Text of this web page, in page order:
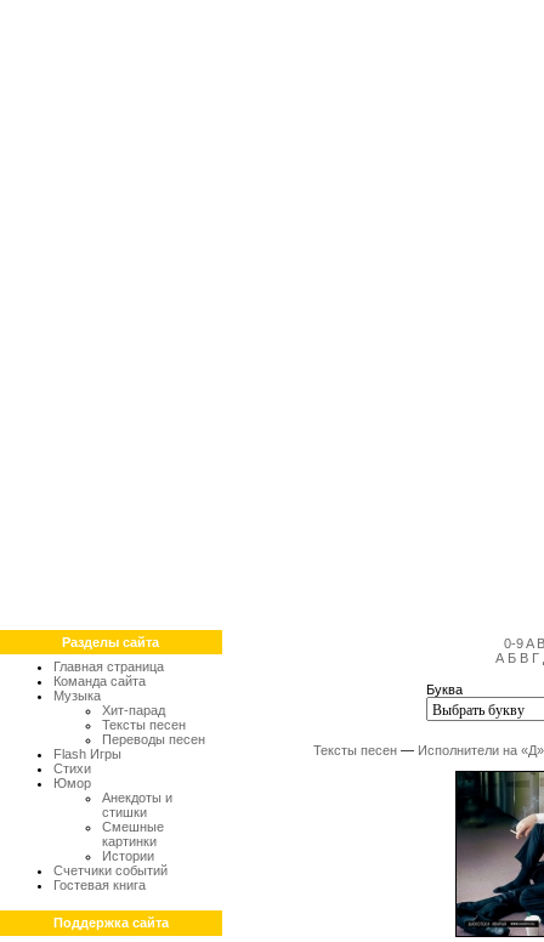
Разделы сайта
Главная страница
Команда сайта
Музыка
Хит-парад
Тексты песен
Переводы песен
Flash Игры
Стихи
Юмор
Анекдоты и
стишки
Смешные
картинки
Истории
Счетчики событий
Гостевая книга
Поддержка сайта
0-9 A
А Б В Г
Буква
Тексты песен — Исполнители на «Д»